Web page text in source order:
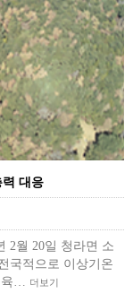
대응
2월 20일 청라면 소
국적으로 이상기온
육… 더보기